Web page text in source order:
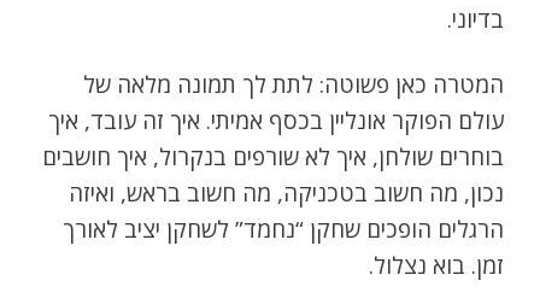
בדיוני.
המטרה כאן פשוטה: לתת לך תמונה מלאה של
עולם הפוקר אונליין בכסף אמיתי. איך זה עובד, איך
בוחרים שולחן, איך לא שורפים בנקרול, איך חושבים
נכון, מה חשוב בטכניקה, מה חשוב בראש, ואיזה
הרגלים הופכים שחקן “נחמד” לשחקן יציב לאורך
זמן. בוא נצלול.